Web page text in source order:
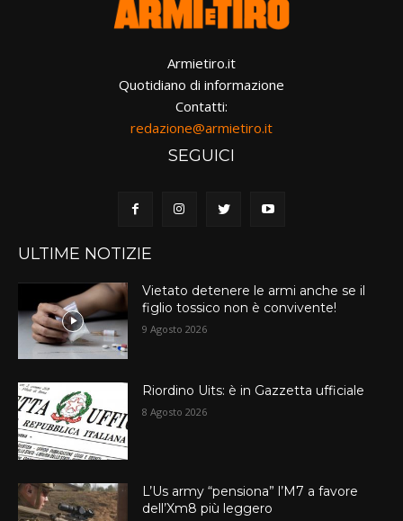
Armietiro.it
Quotidiano di informazione
Contatti:
redazione@armietiro.it
SEGUICI
ULTIME NOTIZIE
Vietato detenere le armi anche se il
figlio tossico non è convivente!
9 Agosto 2026
Riordino Uits: è in Gazzetta ufficiale
8 Agosto 2026
L’Us army “pensiona” l’M7 a favore
dell’Xm8 più leggero